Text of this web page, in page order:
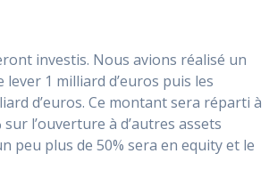
investis. Nous avions réalisé un
1 milliard d’euros puis les
d’euros. Ce montant sera réparti à
l’ouverture à d’autres assets
peu plus de 50% sera en equity et le